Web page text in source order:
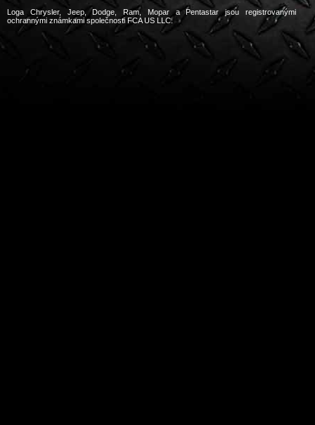
Loga Chrysler, Jeep, Dodge, Ram, Mopar a Pentastar jsou registrovanými
ochrannými známkami společnosti FCA US LLC.